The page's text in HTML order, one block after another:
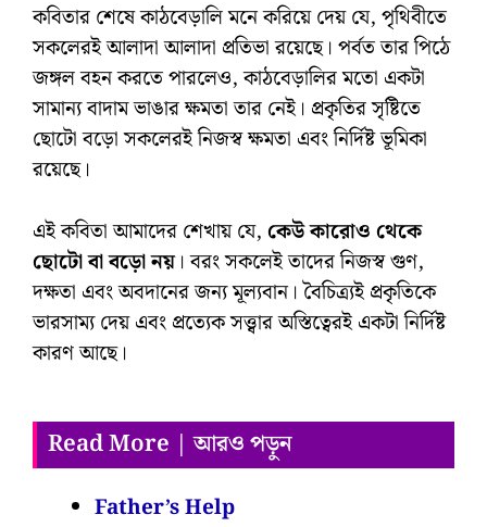
কবিতার শেষে কাঠবেড়ালি মনে করিয়ে দেয় যে, পৃথিবীতে
সকলেরই আলাদা আলাদা প্রতিভা রয়েছে। পর্বত তার পিঠে
জঙ্গল বহন করতে পারলেও, কাঠবেড়ালির মতো একটা
সামান্য বাদাম ভাঙার ক্ষমতা তার নেই। প্রকৃতির সৃষ্টিতে
ছোটো বড়ো সকলেরই নিজস্ব ক্ষমতা এবং নির্দিষ্ট ভূমিকা
রয়েছে।
এই কবিতা আমাদের শেখায় যে,কেউ কারোও থেকে
ছোটো বা বড়ো নয়। বরং সকলেই তাদের নিজস্ব গুণ,
দক্ষতা এবং অবদানের জন্য মূল্যবান। বৈচিত্র্যই প্রকৃতিকে
ভারসাম্য দেয় এবং প্রত্যেক সত্ত্বার অস্তিত্বেরই একটা নির্দিষ্ট
কারণ আছে।
Read More | আরও পড়ুন
Father’s Help